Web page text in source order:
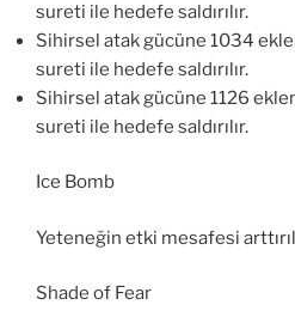
sureti ile hedefe saldırılır.
Sihirsel atak gücüne 1034
sureti ile hedefe saldırılır.
Sihirsel atak gücüne 1126
sureti ile hedefe saldırılır.
Ice Bomb
Yeteneğin etki mesafesi
Shade of Fear